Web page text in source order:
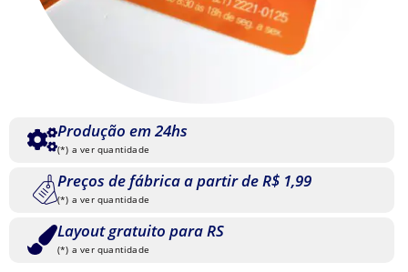
Produção em 24hs
(*) a ver quantidade
Preços de fábrica a partir de R$ 1,99
(*) a ver quantidade
Layout gratuito para RS
(*) a ver quantidade